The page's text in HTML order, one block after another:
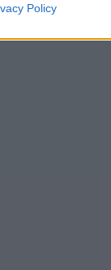
Policy